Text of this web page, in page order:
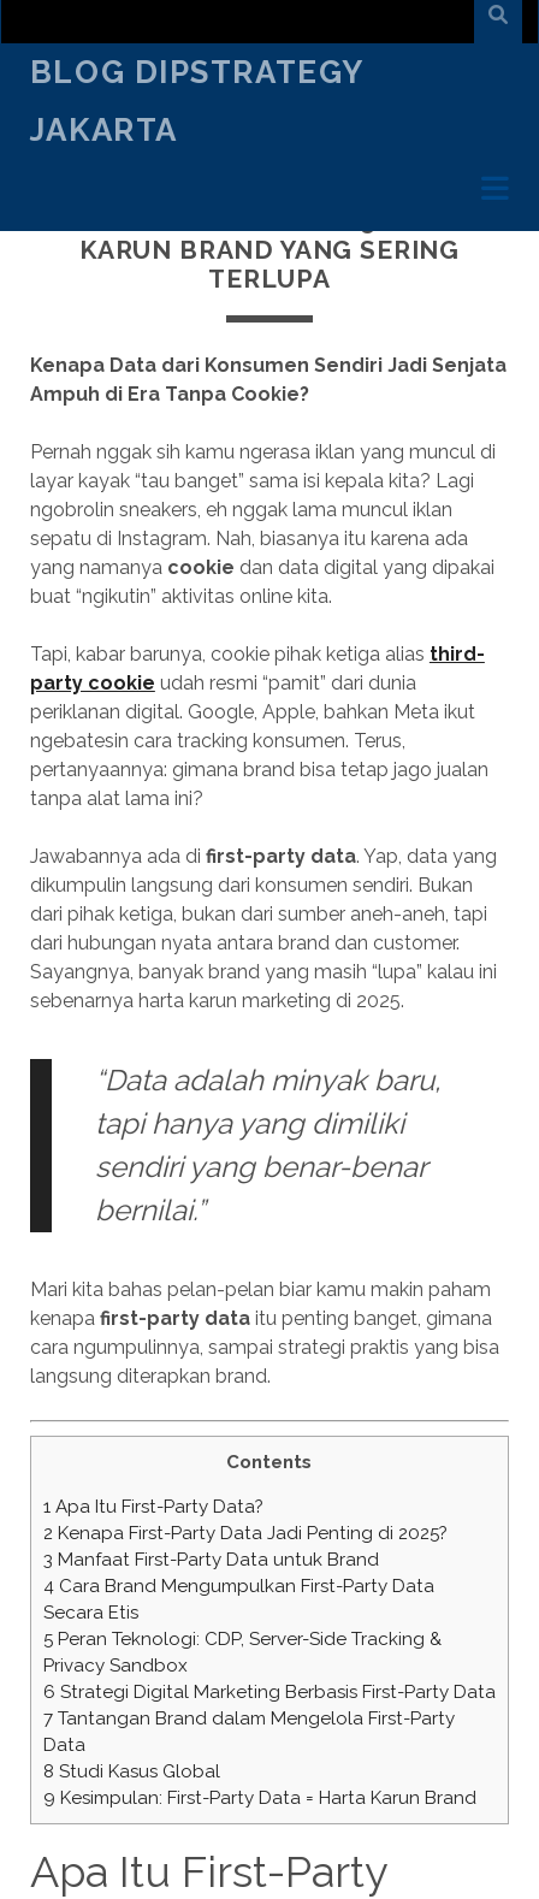
BLOG DIPSTRATEGY
JAKARTA
KARUN BRAND YANG SERING
TERLUPA
Kenapa Data dari Konsumen Sendiri Jadi Senjata
Ampuh di Era Tanpa Cookie?
Pernah nggak sih kamu ngerasa iklan yang muncul di
layar kayak “tau banget” sama isi kepala kita? Lagi
ngobrolin sneakers, eh nggak lama muncul iklan
sepatu di Instagram. Nah, biasanya itu karena ada
yang namanya cookie dan data digital yang dipakai
buat “ngikutin” aktivitas online kita.
Tapi, kabar barunya, cookie pihak ketiga alias third-
party cookie udah resmi “pamit” dari dunia
periklanan digital. Google, Apple, bahkan Meta ikut
ngebatesin cara tracking konsumen. Terus,
pertanyaannya: gimana brand bisa tetap jago jualan
tanpa alat lama ini?
Jawabannya ada di first-party data. Yap, data yang
dikumpulin langsung dari konsumen sendiri. Bukan
dari pihak ketiga, bukan dari sumber aneh-aneh, tapi
dari hubungan nyata antara brand dan customer.
Sayangnya, banyak brand yang masih “lupa” kalau ini
sebenarnya harta karun marketing di 2025.
“Data adalah minyak baru,
tapi hanya yang dimiliki
sendiri yang benar-benar
bernilai.”
Mari kita bahas pelan-pelan biar kamu makin paham
kenapa first-party dataitu penting banget, gimana
cara ngumpulinnya, sampai strategi praktis yang bisa
langsung diterapkan brand.
Contents
1Apa Itu First-Party Data?
2 Kenapa First-Party Data Jadi Penting di 2025?
3 Manfaat First-Party Data untuk Brand
4Cara Brand Mengumpulkan First-Party Data
Secara Etis
5Peran Teknologi: CDP, Server-Side Tracking &
Privacy Sandbox
6 Strategi Digital Marketing Berbasis First-Party Data
7Tantangan Brand dalam Mengelola First-Party
Data
8 Studi Kasus Global
9 Kesimpulan: First-Party Data = Harta Karun Brand
Apa Itu First-Party